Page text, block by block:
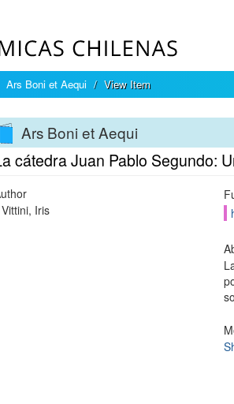
Ars Boni et Aequi View Item
Ars Boni et Aequi
cátedra Juan Pablo Segundo:
Vittini, Iris